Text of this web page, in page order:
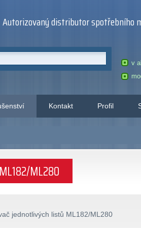
Autorizovaný distributor spotřebního
v
Kontakt Profil
ML280
jednotlivých listů ML182/ML280